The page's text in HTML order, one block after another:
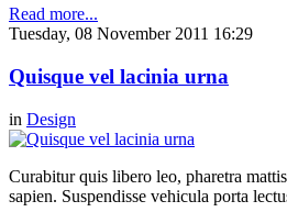
Read more...
Tuesday, 08 November 2011 16:29
Quisque vel lacinia urna
in Design
Curabitur quis libero leo, pharetra
sapien. Suspendisse vehicula porta